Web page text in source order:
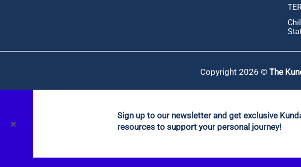
Copyright 2026 © The
✕
Sign up to our newsletter and get exclusive
resources to support your personal journey!